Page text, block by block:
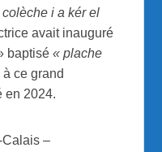
i a kér el
avait inauguré
baptisé« plache
ce grand
en 2024.
Calais –